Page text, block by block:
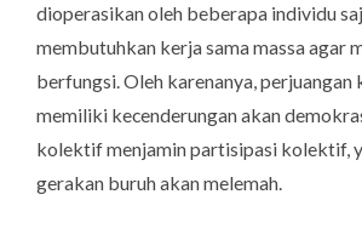
dioperasikan oleh beberapa individu
membutuhkan kerja sama massa agar
berfungsi. Oleh karenanya, perjuangan
memiliki kecenderungan akan
kolektif menjamin partisipasi kolektif,
gerakan buruh akan melemah.